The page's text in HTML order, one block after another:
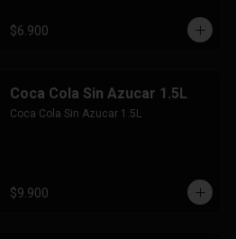
$6.900
Coca Cola Sin Azucar 1.5L
Coca Cola Sin Azucar 1.5L
$9.900